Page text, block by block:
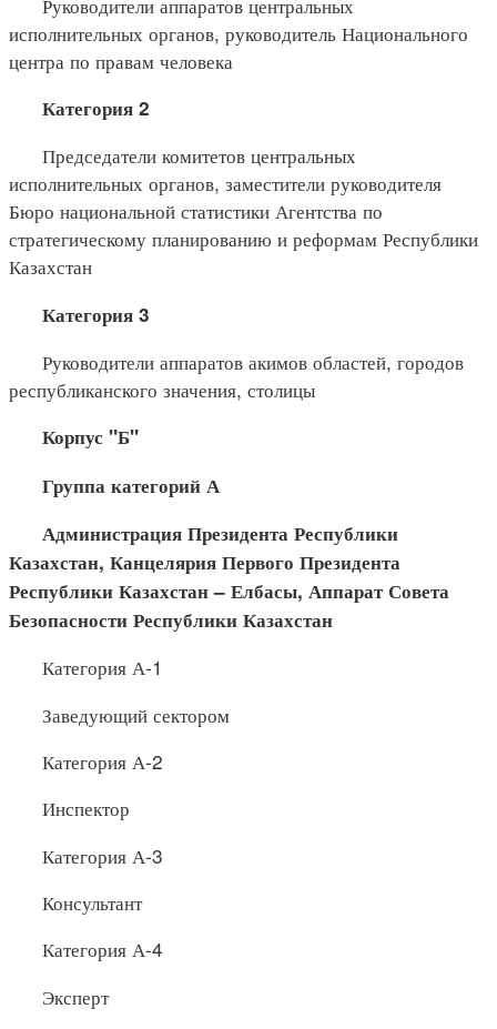
исполнительных органов, руководитель Национального
центра по правам человека
Категория 2
Председатели комитетов центральных
исполнительных органов, заместители руководителя
Бюро национальной статистики Агентства по
стратегическому планированию и реформам Республики
Казахстан
Категория 3
Руководители аппаратов акимов областей, городов
республиканского значения, столицы
Корпус "Б"
Группа категорий А
Администрация Президента Республики
Казахстан, Канцелярия Первого Президента
Республики Казахстан – Елбасы, Аппарат Совета
Безопасности Республики Казахстан
Категория А-1
Заведующий сектором
Категория А-2
Инспектор
Категория А-3
Консультант
Категория А-4
Эксперт